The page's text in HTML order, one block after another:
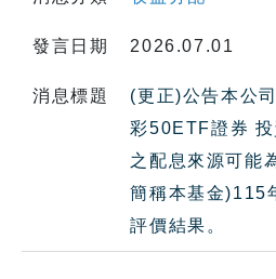
發言日期 2026.07.01
消息標題
(更正)公告本公
彩50ETF證券
之配息來源可能
簡稱本基金)115
評價結果。